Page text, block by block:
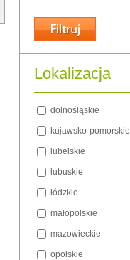
Lokalizacja
dolnośląskie
kujawsko-pomorskie
lubelskie
lubuskie
łódzkie
małopolskie
mazowieckie
opolskie